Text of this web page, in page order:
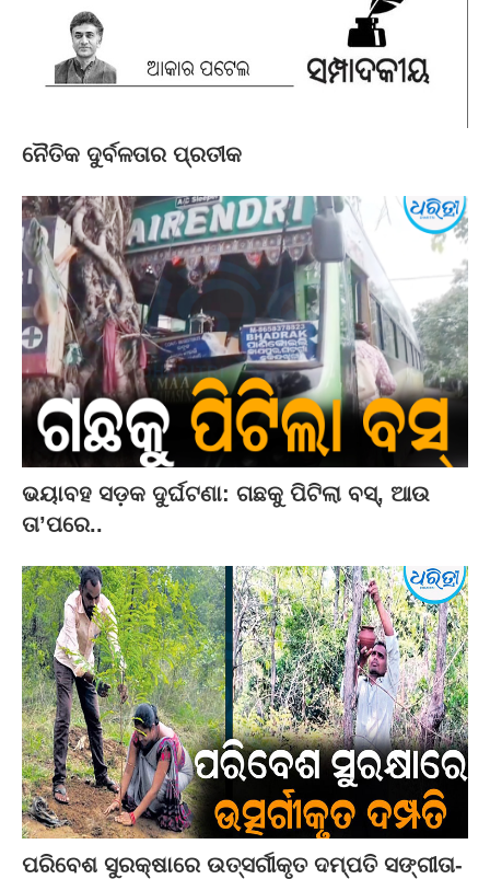
ନୈତିକ ଦୁର୍ବଳତାର ପ୍ରତୀକ
ଭୟାବହ ସଡ଼କ ଦୁର୍ଘଟଣା: ଗଛକୁ ପିଟିଲା ବସ୍‌, ଆଉ
ତା’ପରେ..
ପରିବେଶ ସୁରକ୍ଷାରେ ଉତ୍ସର୍ଗୀକୃତ ଦମ୍ପତି ସଙ୍ଗୀତା-